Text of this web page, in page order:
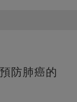
防肺癌的